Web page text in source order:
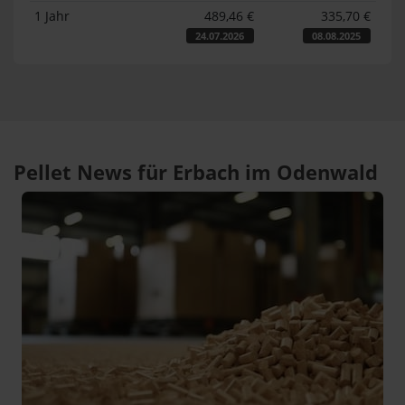
1 Jahr 489,46 €
24.07.2026
335,70 €
08.08.2025
Pellet News für Erbach im Odenwald